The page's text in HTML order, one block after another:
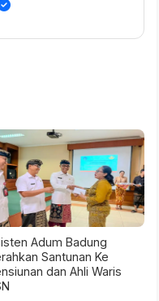
Adum Badung
Santunan Ke
dan Ahli Waris